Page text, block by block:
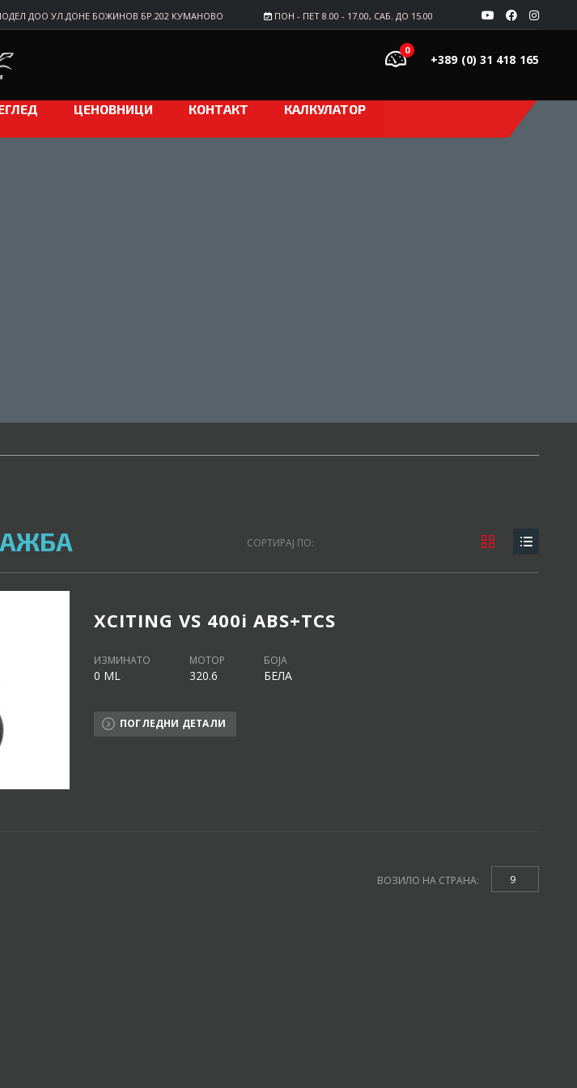
ПОН - ПЕТ 8.00 - 17.00, САБ. ДО 15.00
ДОО УЛ.ДОНЕ БОЖИНОВ БР.202 КУМАНОВО
+389 (0) 31 418 165
0
ЦЕНОВНИЦИ КОНТАКТ КАЛКУЛАТОР
СОРТИРАЈ ПО:
XCITING VS 400i ABS+TCS
ИЗМИНАТО
0 ML
МОТОР
320.6
БОЈА
БЕЛА
ПОГЛЕДНИ ДЕТАЛИ
ВОЗИЛО НА СТРАНА: 9